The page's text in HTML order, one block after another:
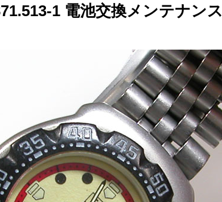
1 電池交換メンテナンス